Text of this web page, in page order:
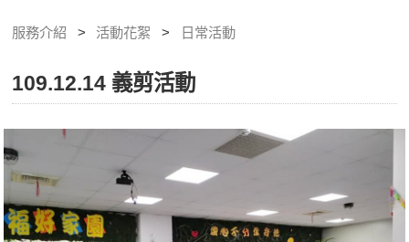
服務介紹 活動花絮 日常活動
109.12.14 義剪活動